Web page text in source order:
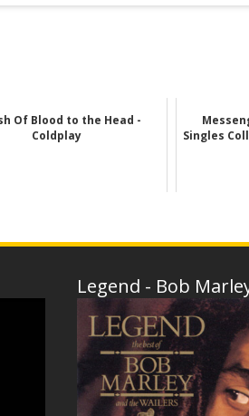
Of Blood to the Head -
Coldplay
Singles
Legend - Bob